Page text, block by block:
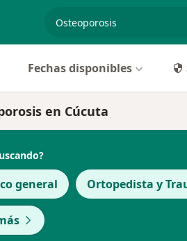
especialidad, enfermedad
Fechas disponibles
en Cúcuta
general Ortopedista y